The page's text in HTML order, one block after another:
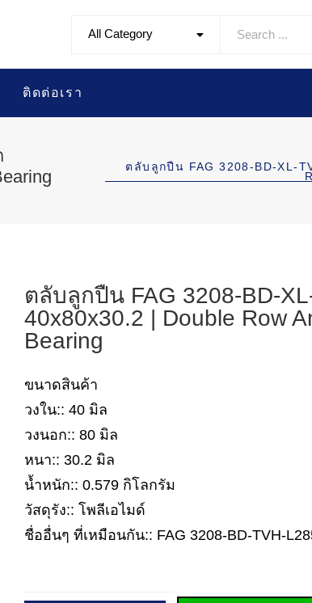
All Category
ติดต่อเรา
ตลับลูกปืน FAG 3208-BD-XL-
ตลับลูกปืน FAG 3208-BD-
40x80x30.2 | Double Row
Bearing
ขนาดสินค้า
วงใน:: 40 มิล
วงนอก:: 80 มิล
หนา:: 30.2 มิล
น้ำหนัก:: 0.579 กิโลกรัม
วัสดุรัง:: โพลีเอไมด์
ชื่ออื่นๆ ที่เหมือนกัน:: FAG 3208-BD-TVH-